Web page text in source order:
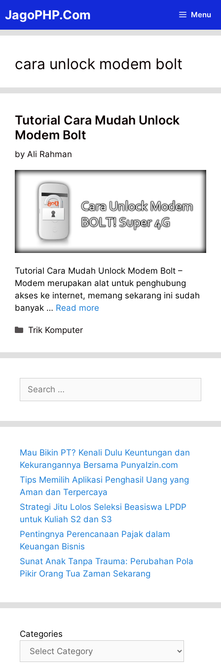
to
content
JagoPHP.Com Menu
cara unlock modem bolt
Tutorial Cara Mudah Unlock
Modem Bolt
by Ali Rahman
Tutorial Cara Mudah Unlock Modem Bolt –
Modem merupakan alat untuk penghubung
akses ke internet, memang sekarang ini sudah
banyak … Read more
Categories
Trik Komputer
Search
for:
Mau Bikin PT? Kenali Dulu Keuntungan dan
Kekurangannya Bersama PunyaIzin.com
Tips Memilih Aplikasi Penghasil Uang yang
Aman dan Terpercaya
Strategi Jitu Lolos Seleksi Beasiswa LPDP
untuk Kuliah S2 dan S3
Pentingnya Perencanaan Pajak dalam
Keuangan Bisnis
Sunat Anak Tanpa Trauma: Perubahan Pola
Pikir Orang Tua Zaman Sekarang
Categories